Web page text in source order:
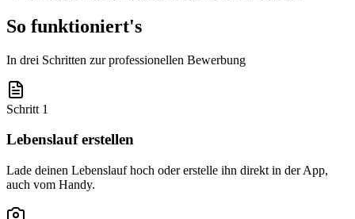
So funktioniert's
In drei Schritten zur professionellen Bewerbung
Schritt 1
Lebenslauf erstellen
Lade deinen Lebenslauf hoch oder erstelle ihn direkt in der App,
auch vom Handy.